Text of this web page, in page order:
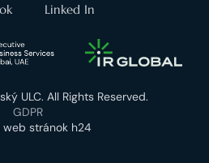
Linked In
ULC. All Rights Reserved.
GDPR
web stránok h24